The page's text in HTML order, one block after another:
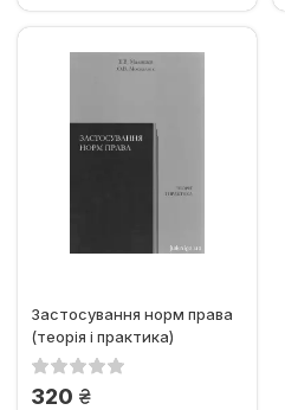
Застосування норм права
(теорія і практика)
320 грн.